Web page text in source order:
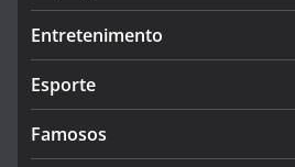
Entretenimento
Esporte
Famosos